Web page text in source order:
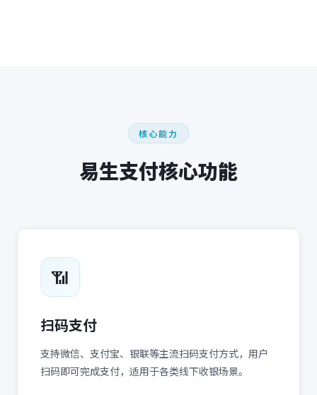
核心能力
易生支付核心功能
📶
扫码支付
支持微信、支付宝、银联等主流扫码支付方式，用户
扫码即可完成支付，适用于各类线下收银场景。